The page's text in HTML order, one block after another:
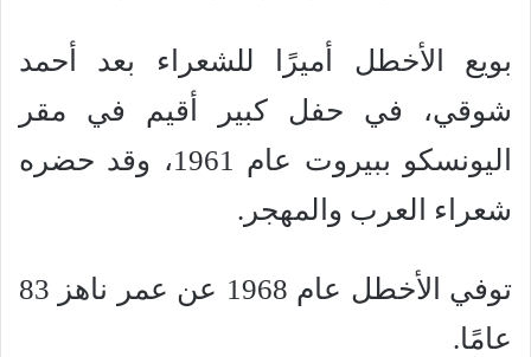
بويع الأخطل أميرًا للشعراء بعد أحمد
شوقي، في حفل كبير أقيم في مقر
اليونسكو ببيروت عام 1961، وقد حضره
شعراء العرب والمهجر.
توفي الأخطل عام 1968 عن عمر ناهز 83
عامًا.